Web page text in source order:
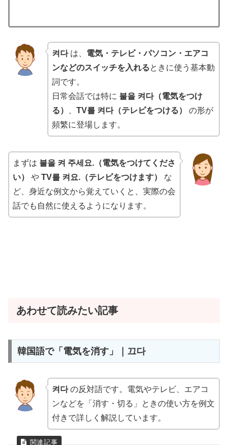
켜다は、 電気・テレビ・パソコン・エアコ
ンなどのスイッチを入れるときに使う基本動
詞です。
日常会話では特に 불을 켜다（電気をつけ
る）
TV를 켜다（テレビをつける）
の形が
頻繁に登場します。
まずは 불을 켜 주세요.（電気をつけてくださ
い）
や TV를 켜요.（テレビをつけます）
な
ど、身近な例文から覚えていくと、実際の会
話でも自然に使えるようになります。
あわせて読みたい記事
韓国語で「電気を消す」｜끄다
켜다の反対語です。電気やテレビ、エアコ
ンなどを「消す・切る」ときの使い方を例文
付きで詳しく解説しています。